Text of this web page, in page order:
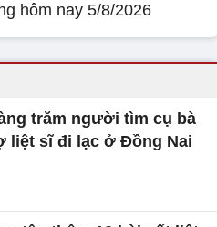
hôm nay 5/8/2026
trăm người tìm cụ bà
liệt sĩ đi lạc ở Đồng Nai